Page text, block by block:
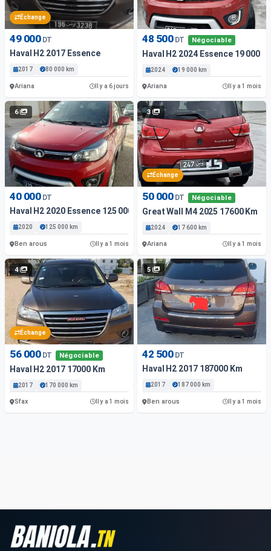
Échange
49 000 DT
Haval H2 2017 Essence
2017 80 000 km
Ariana Il y a 6 jours
48 500 DT Négociable
Haval H2 2024 Essence 19 000
2024 19 000 km
Ariana Il y a 1 mois
6
40 000 DT
Haval H2 2020 Essence 125 000 Km Ben Arous
2020 125 000 km
Ben arous Il y a 1 mois
3
Échange
50 000 DT Négociable
Great Wall M4 2025 17600 Km
2024 17 600 km
Ariana Il y a 1 mois
4
Échange
56 000 DT Négociable
Haval H2 2017 17000 Km
2017 170 000 km
Sfax Il y a 1 mois
5
42 500 DT
Haval H2 2017 187000 Km
2017 187 000 km
Ben arous Il y a 1 mois